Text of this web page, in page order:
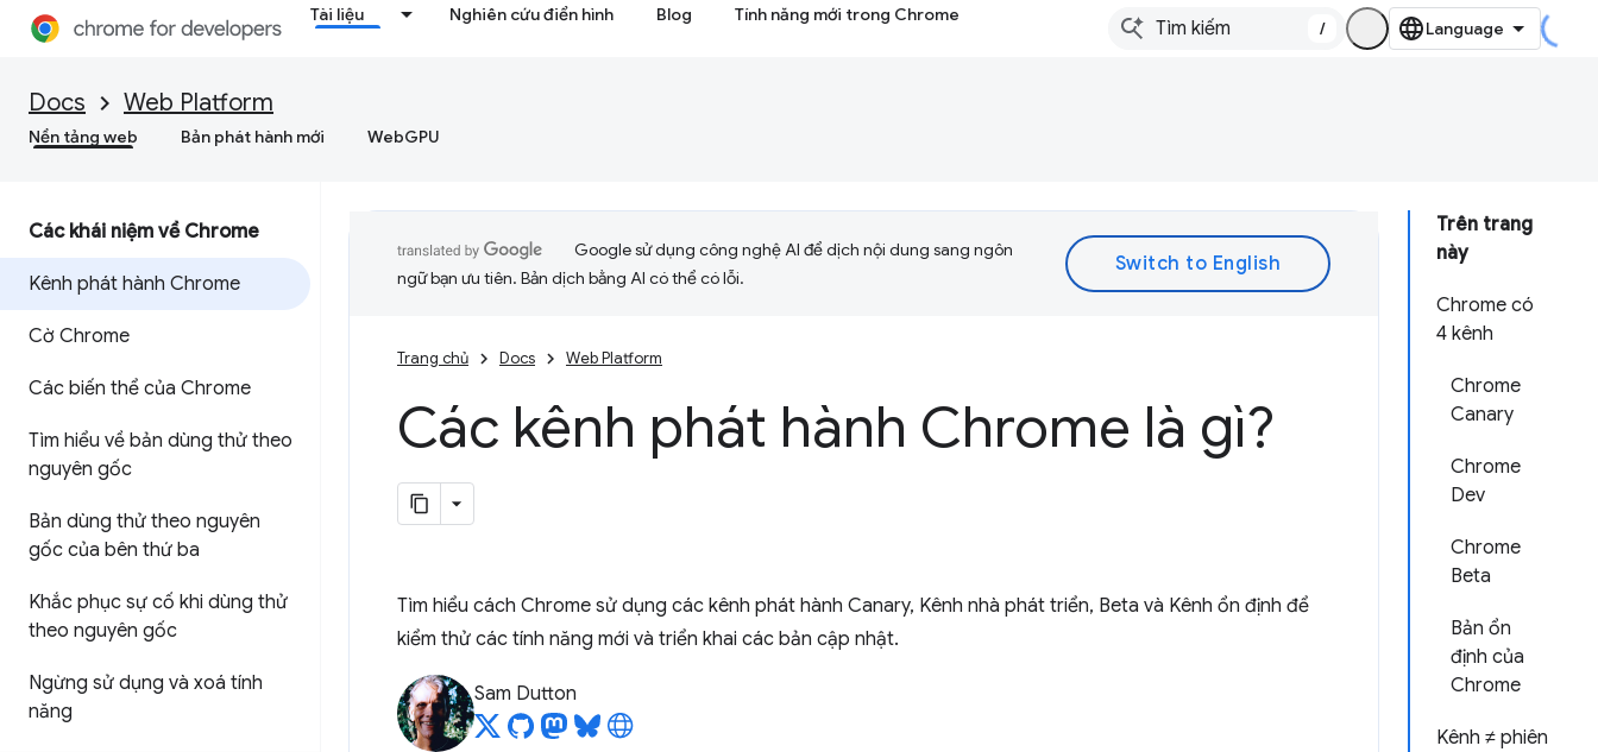
Tài liệu Nghiên cứu điển hình Blog Tính năng mới trong Chrome
/
Docs Web Platform
Nền tảng web Bản phát hành mới WebGPU
Các khái niệm về Chrome
Kênh phát hành Chrome
Cờ Chrome
Các biến thể của Chrome
Tìm hiểu về bản dùng thử theo
nguyên gốc
Bản dùng thử theo nguyên
gốc của bên thứ ba
Khắc phục sự cố khi dùng thử
theo nguyên gốc
Ngừng sử dụng và xoá tính
năng
Trên trang
này
Chrome có
4 kênh
Chrome
Canary
Chrome
Dev
Chrome
Beta
Bản ổn
định của
Chrome
Kênh ≠ phiên
Google sử dụng công nghệ AI để dịch nội dung sang ngôn
ngữ bạn ưu tiên. Bản dịch bằng AI có thể có lỗi.
Trang chủ Docs Web Platform
Các kênh phát hành Chrome là gì?
Tìm hiểu cách Chrome sử dụng các kênh phát hành Canary, Kênh nhà phát triển, Beta và Kênh ổn định để
kiểm thử các tính năng mới và triển khai các bản cập nhật.
Sam Dutton